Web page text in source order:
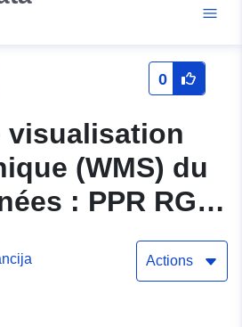
0
visualisation
(WMS) du
: PPR RGA
Actions